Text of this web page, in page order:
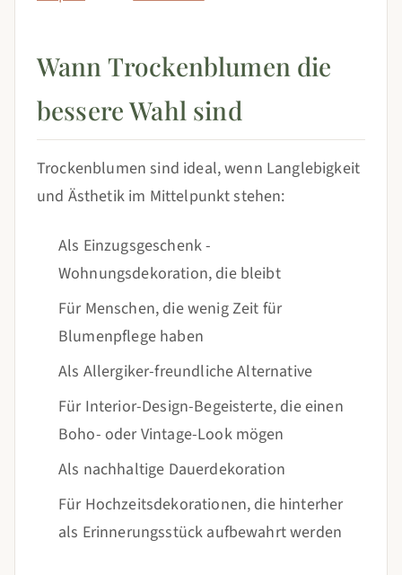
Wann Trockenblumen die
bessere Wahl sind
Trockenblumen sind ideal, wenn Langlebigkeit
und Ästhetik im Mittelpunkt stehen:
Als Einzugsgeschenk -
Wohnungsdekoration, die bleibt
Für Menschen, die wenig Zeit für
Blumenpflege haben
Als Allergiker-freundliche Alternative
Für Interior-Design-Begeisterte, die einen
Boho- oder Vintage-Look mögen
Als nachhaltige Dauerdekoration
Für Hochzeitsdekorationen, die hinterher
als Erinnerungsstück aufbewahrt werden